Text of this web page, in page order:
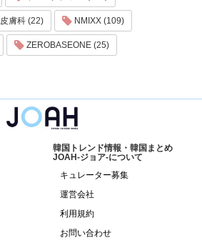
皮膚科 (22) NMIXX (109)
ZEROBASEONE (25)
韓国トレンド情報・韓国まとめ
JOAH-ジョア-について
キュレーター募集
運営会社
利用規約
お問い合わせ